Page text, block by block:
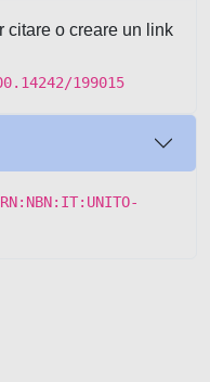
citare o creare un link
199015